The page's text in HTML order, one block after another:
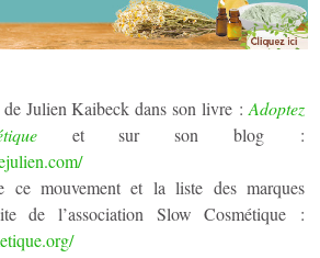
de Julien Kaibeck dans son livre :Adoptez
et sur son blog :
ce mouvement et la liste des marques
l’association Slow Cosmétique :